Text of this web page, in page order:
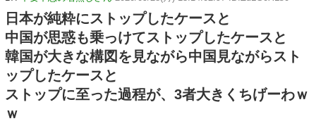
日本が純粋にストップしたケースと
中国が思惑も乗っけてストップしたケースと
韓国が大きな構図を見ながら中国見ながらスト
ップしたケースと
ストップに至った過程が、3者大きくちげーわｗ
ｗ